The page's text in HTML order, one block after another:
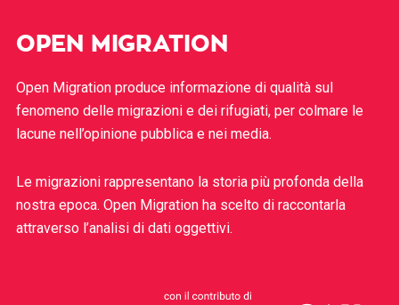
OPEN MIGRATION
Open Migration produce informazione di qualità sul
fenomeno delle migrazioni e dei rifugiati, per colmare le
lacune nell’opinione pubblica e nei media.
Le migrazioni rappresentano la storia più profonda della
nostra epoca. Open Migration ha scelto di raccontarla
attraverso l’analisi di dati oggettivi.